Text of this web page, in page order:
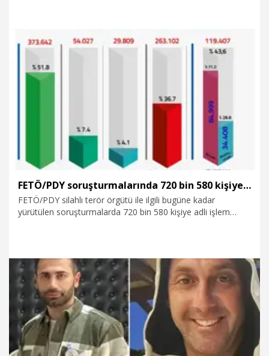
aramda husumet vardı, kendisiyle yoktu. Olay günü
üzerimde hurda toplamak için bulundurduğum ekmek bıçağı
vardı. Tartışma sırasında önce yumruklaştık. Onda da bıçak
vardı. Bana vurmaya çalışınca kendimi geri çektim. Sonra
eylemi planlayarak yapmadım" dedi.
16.07.2026
FETÖ/PDY soruşturmalarında 720 bin 580 kişiye adli işlem yapıldı
FETÖ/PDY silahlı terör örgütü ile ilgili bugüne kadar
yürütülen soruşturmalarda 720 bin 580 kişiye adli işlem
15.07.2026 Gündem